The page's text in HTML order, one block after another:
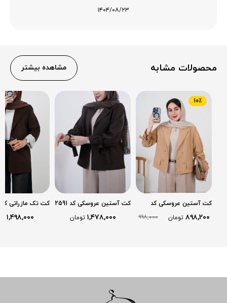
۱۴۰۴/۰۸/۲۳
محصولات مشابه مشاهده بیشتر
کت آستین عروسکی کد
2622
۸۹۸,۲۰۰ تومان ۹۹۸,۰۰۰
10٪
کت آستین عروسکی کد 2591
۱,۴۷۸,۰۰۰ تومان
کت تک مازراتی کد
۱,۴۹۸,۰۰۰